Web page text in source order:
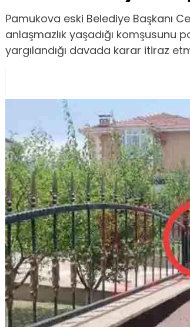
Pamukova eski Belediye Başkanı
anlaşmazlık yaşadığı
yargılandığı davada karar itiraz